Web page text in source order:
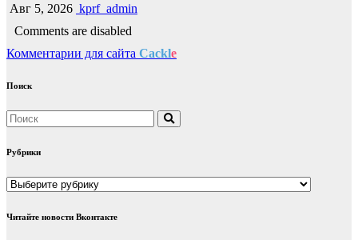
Авг 5, 2026 kprf_admin
Comments are disabled
Комментарии для сайта Cackle
Поиск
Рубрики
Рубрики
Читайте новости Вконтакте